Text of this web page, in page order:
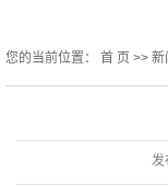
您的当前位置： 首 页 >> 新
发